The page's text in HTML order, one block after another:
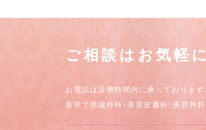
ご相談はお気軽に
お電話は診療時間内に承っております
奈良で形成外科･美容皮膚科･美容外